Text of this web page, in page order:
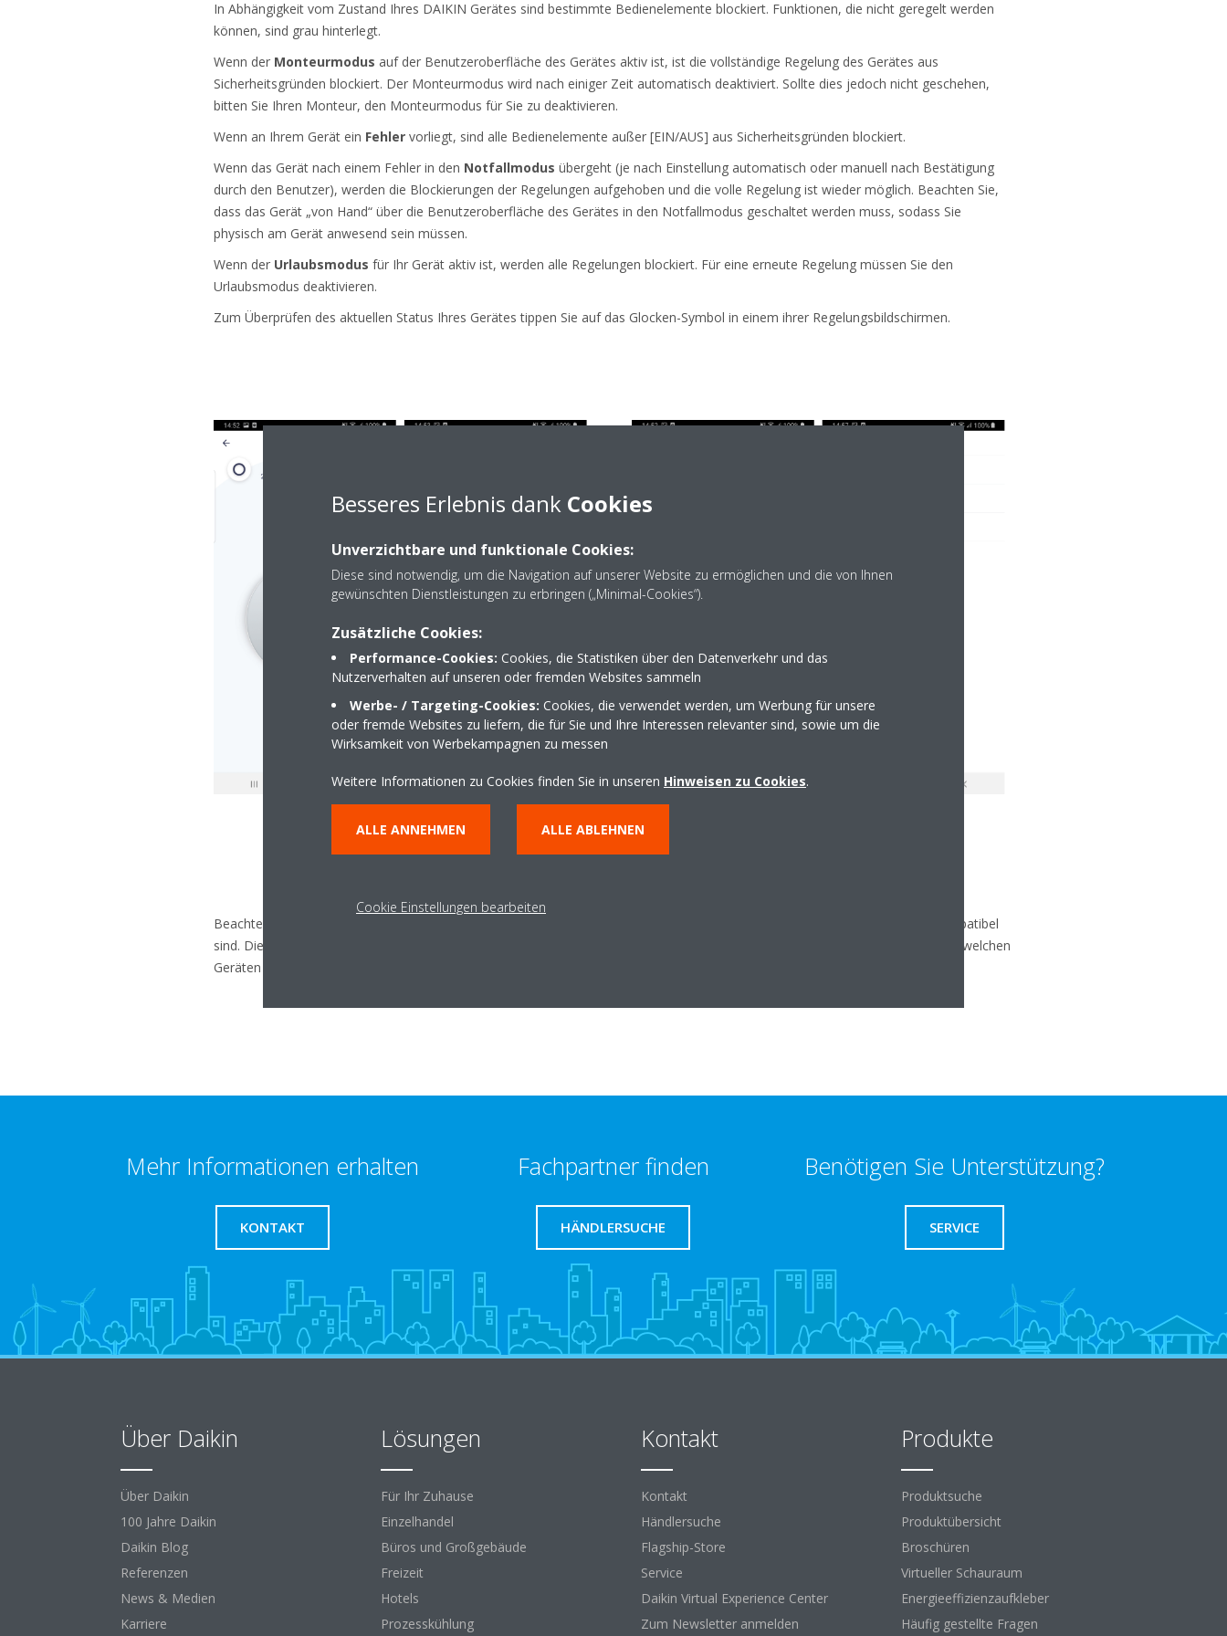
In Abhängigkeit vom Zustand Ihres DAIKIN Gerätes sind bestimmte Bedienelemente blockiert. Funktionen, die nicht geregelt werden
können, sind grau hinterlegt.
Wenn der Monteurmodus auf der Benutzeroberfläche des Gerätes aktiv ist, ist die vollständige Regelung des Gerätes aus
Sicherheitsgründen blockiert. Der Monteurmodus wird nach einiger Zeit automatisch deaktiviert. Sollte dies jedoch nicht geschehen,
bitten Sie Ihren Monteur, den Monteurmodus für Sie zu deaktivieren.
Wenn an Ihrem Gerät ein Fehlervorliegt, sind alle Bedienelemente außer [EIN/AUS] aus Sicherheitsgründen blockiert.
Wenn das Gerät nach einem Fehler in den Notfallmodus übergeht (je nach Einstellung automatisch oder manuell nach Bestätigung
durch den Benutzer), werden die Blockierungen der Regelungen aufgehoben und die volle Regelung ist wieder möglich. Beachten Sie,
dass das Gerät „von Hand“ über die Benutzeroberfläche des Gerätes in den Notfallmodus geschaltet werden muss, sodass Sie
physisch am Gerät anwesend sein müssen.
Wenn der Urlaubsmodus für Ihr Gerät aktiv ist, werden alle Regelungen blockiert. Für eine erneute Regelung müssen Sie den
Urlaubsmodus deaktivieren.
Zum Überprüfen des aktuellen Status Ihres Gerätes tippen Sie auf das Glocken-Symbol in einem ihrer Regelungsbildschirmen.
Beachten Sie, dass einige DAIKIN Altherma Wärmepumpengeräte nur teilweise mit der DAIKIN Residential Controller App kompatibel
sind. Dies kann zu einem inaktiven oder ausgegrauten Betriebskreislauf führen. Eine Übersicht darüber, welche Funktionen von welchen
Geräten unterstützt werden, finden Sie in der Kompatibilitätsmatrix in compatibilityMatrix.xlsx.
Mehr Informationen erhalten
KONTAKT
Fachpartner finden
HÄNDLERSUCHE
Benötigen Sie Unterstützung?
SERVICE
Über Daikin
Über Daikin
100 Jahre Daikin
Daikin Blog
Referenzen
News & Medien
Karriere
Lösungen
Für Ihr Zuhause
Einzelhandel
Büros und Großgebäude
Freizeit
Hotels
Prozesskühlung
Kontakt
Kontakt
Händlersuche
Flagship-Store
Service
Daikin Virtual Experience Center
Zum Newsletter anmelden
Produkte
Produktsuche
Produktübersicht
Broschüren
Virtueller Schauraum
Energieeffizienzaufkleber
Häufig gestellte Fragen
Besseres Erlebnis dank Cookies
Unverzichtbare und funktionale Cookies:
Diese sind notwendig, um die Navigation auf unserer Website zu ermöglichen und die von Ihnen
gewünschten Dienstleistungen zu erbringen („Minimal-Cookies“).
Zusätzliche Cookies:
Performance-Cookies: Cookies, die Statistiken über den Datenverkehr und das
Nutzerverhalten auf unseren oder fremden Websites sammeln
Werbe- / Targeting-Cookies: Cookies, die verwendet werden, um Werbung für unsere
oder fremde Websites zu liefern, die für Sie und Ihre Interessen relevanter sind, sowie um die
Wirksamkeit von Werbekampagnen zu messen
Weitere Informationen zu Cookies finden Sie in unseren Hinweisen zu Cookies.
ALLE ANNEHMEN ALLE ABLEHNEN
Cookie Einstellungen bearbeiten